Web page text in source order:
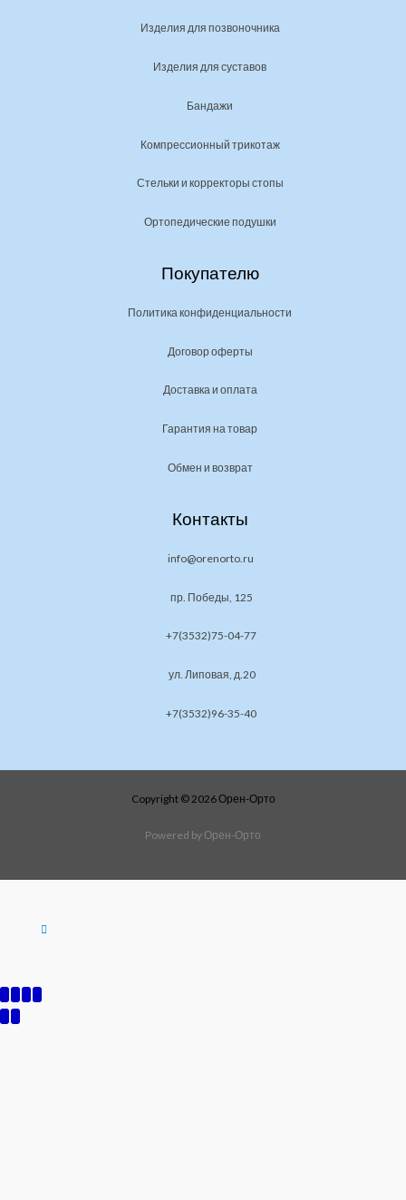
Изделия для позвоночника
Изделия для суставов
Бандажи
Компрессионный трикотаж
Стельки и корректоры стопы
Ортопедические подушки
Покупателю
Политика конфиденциальности
Договор оферты
Доставка и оплата
Гарантия на товар
Обмен и возврат
Контакты
info@orenorto.ru
пр. Победы, 125
+7(3532)75-04-77
ул. Липовая, д.20
+7(3532)96-35-40
Copyright © 2026 Орен-Орто
Powered by Орен-Орто